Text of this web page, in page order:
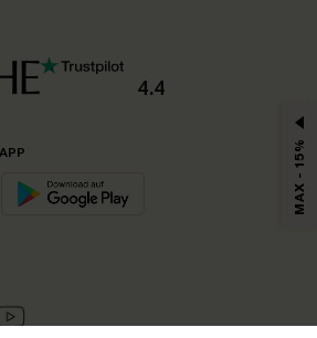
4.4
MAX - 15%